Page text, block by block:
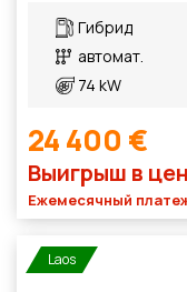
Гибрид
автомат.
74 kW
24 400 €
Выигрыш в
Ежемесячный
Laos